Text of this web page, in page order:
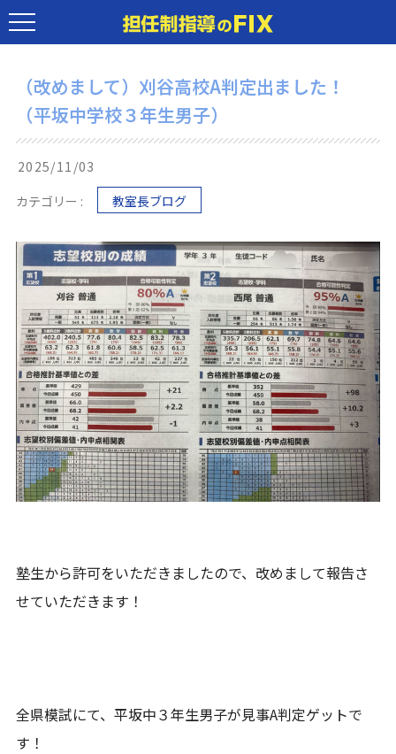
（改めまして）刈谷高校A判定出ました！
（平坂中学校３年生男子）
2025/11/03
カテゴリー :
教室長ブログ
塾生から許可をいただきましたので、改めまして報告さ
せていただきます！
全県模試にて、平坂中３年生男子が見事A判定ゲットで
す！